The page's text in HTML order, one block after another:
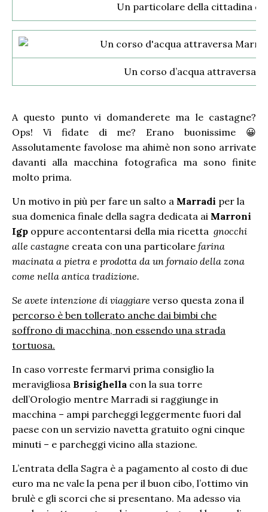
Un particolare della cittadina di
Un corso d’acqua attraversa
A questo punto vi domanderete ma le castagne?
Ops! Vi fidate di me? Erano buonissime 😀
Assolutamente favolose ma ahimè non sono arrivate
davanti alla macchina fotografica ma sono finite
molto prima.
Un motivo in più per fare un salto a Marradi per la
sua domenica finale della sagra dedicata ai Marroni
Igp oppure accontentarsi della mia ricetta gnocchi
alle castagne creata con una particolare farina
macinata a pietra e prodotta da un fornaio della zona
come nella antica tradizione.
Se avete intenzione di viaggiare verso questa zona il
percorso è ben tollerato anche dai bimbi che
soffrono di macchina, non essendo una strada
tortuosa.
In caso vorreste fermarvi prima consiglio la
meravigliosa Brisighella con la sua torre
dell’Orologio mentre Marradi si raggiunge in
macchina – ampi parcheggi leggermente fuori dal
paese con un servizio navetta gratuito ogni cinque
minuti – e parcheggi vicino alla stazione.
L’entrata della Sagra è a pagamento al costo di due
euro ma ne vale la pena per il buon cibo, l’ottimo vin
brulè e gli scorci che si presentano. Ma adesso via